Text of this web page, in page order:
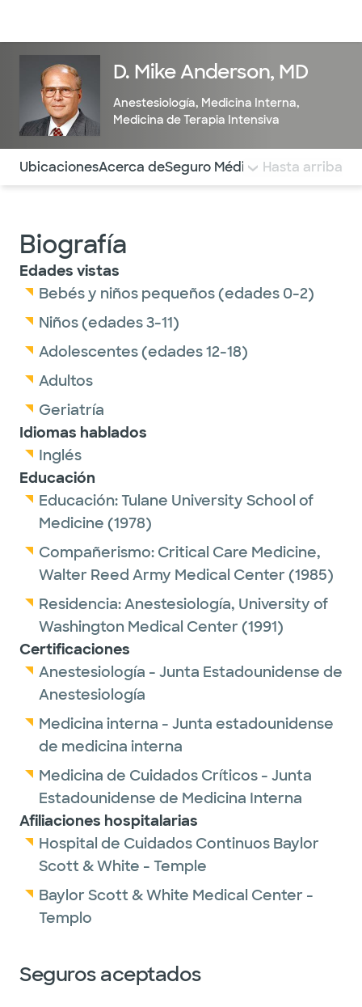
D. Mike Anderson, MD
Anestesiología, Medicina Interna,
Medicina de Terapia Intensiva
Utilice esta navegación para saltar rápidamente a
UbicacionesAcerca deSeguro Médico COMENTARIOS
Hasta arriba
Biografía
Edades vistas
Bebés y niños pequeños (edades 0-2)
Niños (edades 3-11)
Adolescentes (edades 12-18)
Adultos
Geriatría
Idiomas hablados
Inglés
Educación
Educación:Tulane University School of
Medicine (1978)
Compañerismo: Critical Care Medicine,
Walter Reed Army Medical Center (1985)
Residencia:Anestesiología, University of
Washington Medical Center (1991)
Certificaciones
Anestesiología - Junta Estadounidense de
Anestesiología
Medicina interna - Junta estadounidense
de medicina interna
Medicina de Cuidados Críticos - Junta
Estadounidense de Medicina Interna
Afiliaciones hospitalarias
Hospital de Cuidados Continuos Baylor
Scott & White - Temple
Baylor Scott & White Medical Center -
Templo
Seguros aceptados